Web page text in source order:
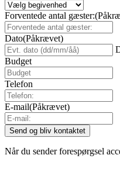
Forventede antal gæster:
Dato(Påkrævet)
Budget
Telefon
E-mail(Påkrævet)
Når du sender forespørgsel